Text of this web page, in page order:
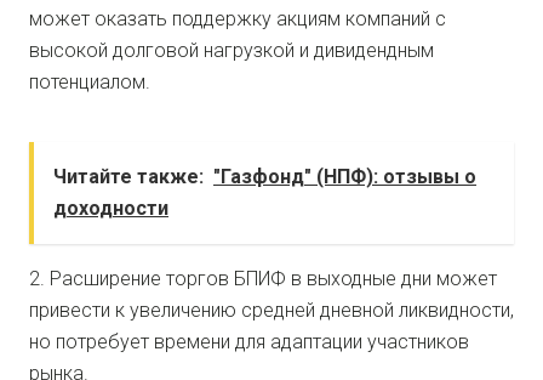
может оказать поддержку акциям компаний с
высокой долговой нагрузкой и дивидендным
потенциалом.
Читайте также: "Газфонд" (НПФ): отзывы о
доходности
2. Расширение торгов БПИФ в выходные дни может
привести к увеличению средней дневной ликвидности,
но потребует времени для адаптации участников
рынка.